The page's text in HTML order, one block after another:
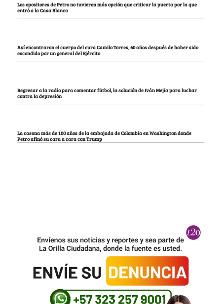
Los opositores de Petro no tuvieron más opción que criticar la puerta por la que
entró a la Casa Blanca
Así encontraron el cuerpo del cura Camilo Torres, 60 años después de haber sido
escondido por un general del Ejército
Regresar a la radio para comentar fútbol, la solución de Iván Mejía para luchar
contra la depresión
La casona más de 100 años de la embajada de Colombia en Washington donde
Petro afinó su cara a cara con Trump